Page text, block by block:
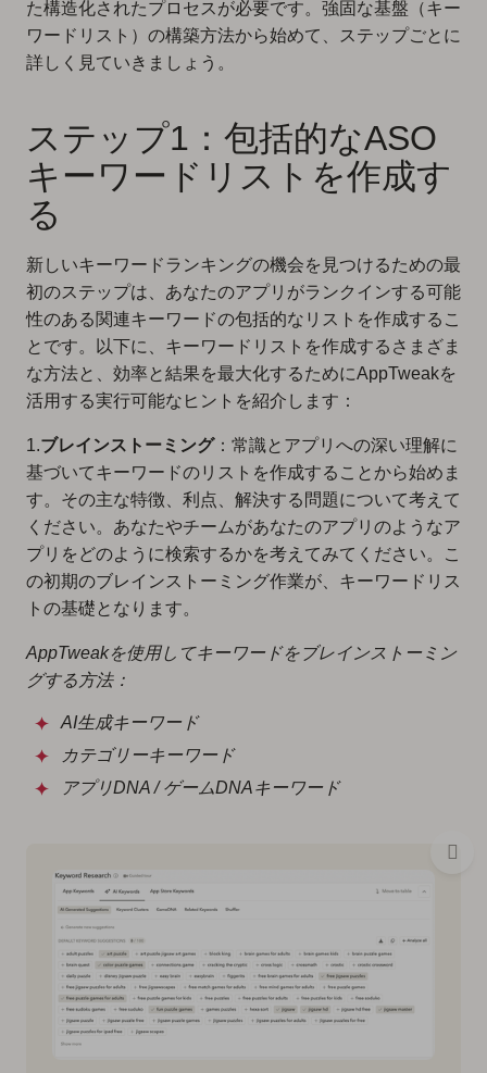
た構造化されたプロセスが必要です。強固な基盤（キー
ワードリスト）の構築方法から始めて、ステップごとに
詳しく見ていきましょう。
ステップ1：包括的なASO
キーワードリストを作成す
る
新しいキーワードランキングの機会を見つけるための最
初のステップは、あなたのアプリがランクインする可能
性のある関連キーワードの包括的なリストを作成するこ
とです。以下に、キーワードリストを作成するさまざま
な方法と、効率と結果を最大化するためにAppTweakを
活用する実行可能なヒントを紹介します：
1.ブレインストーミング：常識とアプリへの深い理解に
基づいてキーワードのリストを作成することから始めま
す。その主な特徴、利点、解決する問題について考えて
ください。あなたやチームがあなたのアプリのようなア
プリをどのように検索するかを考えてみてください。こ
の初期のブレインストーミング作業が、キーワードリス
トの基礎となります。
AppTweakを使用してキーワードをブレインストーミン
グする方法：
AI生成キーワード
カテゴリーキーワード
アプリDNA / ゲームDNAキーワード